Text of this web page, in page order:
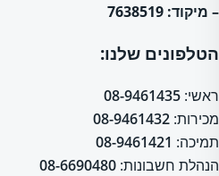
– מיקוד: 7638519
הטלפונים שלנו:
ראשי: 08-9461435
מכירות: 08-9461432
תמיכה: 08-9461421
הנהלת חשבונות: 08-6690480